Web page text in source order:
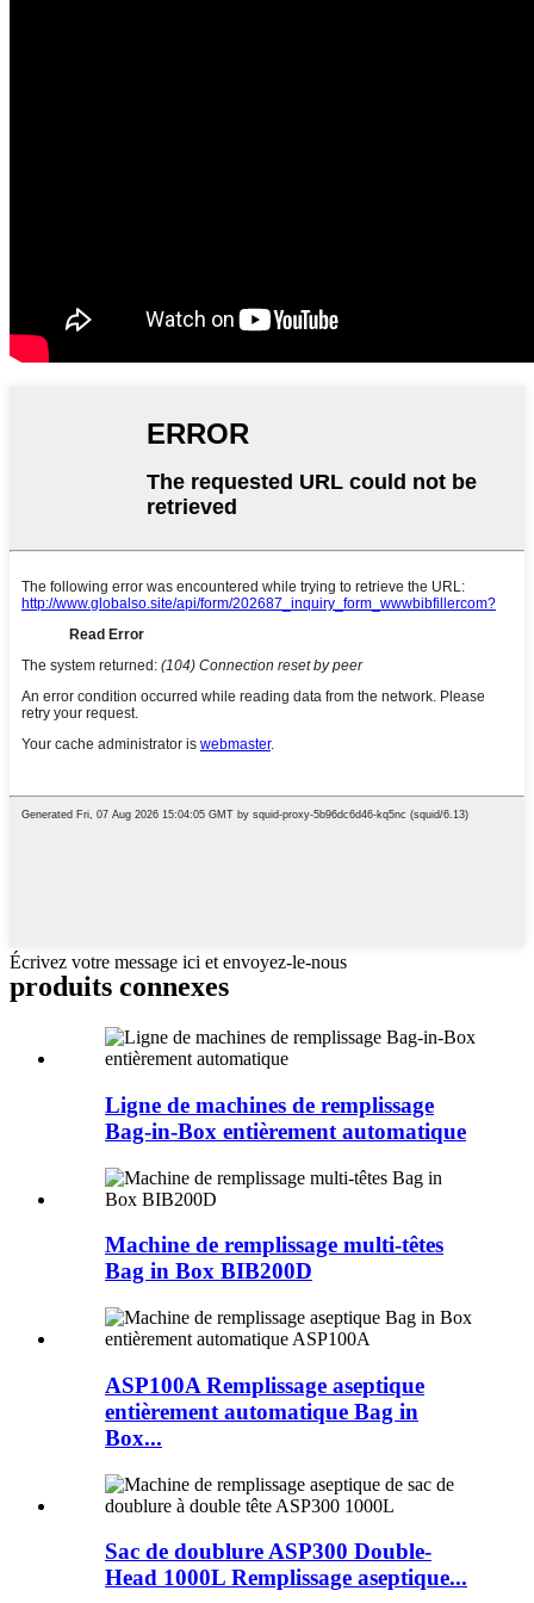
Écrivez votre message ici et envoyez-le-nous
produits connexes
Ligne de machines de remplissage
Bag-in-Box entièrement automatique
Machine de remplissage multi-têtes
Bag in Box BIB200D
ASP100A Remplissage aseptique
entièrement automatique Bag in
Box...
Sac de doublure ASP300 Double-
Head 1000L Remplissage aseptique...